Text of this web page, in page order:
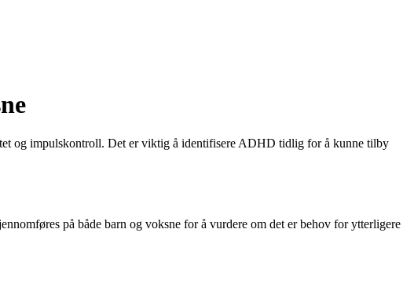
og impulskontroll. Det er viktig å identifisere ADHD tidlig for å kunne tilby
på både barn og voksne for å vurdere om det er behov for ytterligere